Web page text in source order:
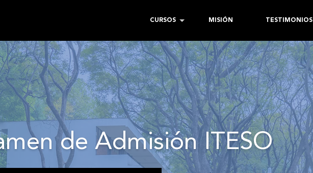
CURSOS MISIÓN TESTIMONIOS
de Admisión ITESO